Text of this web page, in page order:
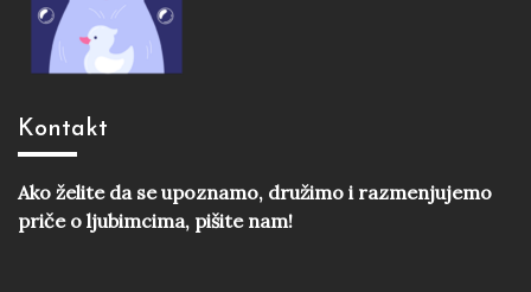
Kontakt
Ako želite da se upoznamo, družimo i razmenjujemo
priče o ljubimcima, pišite nam!